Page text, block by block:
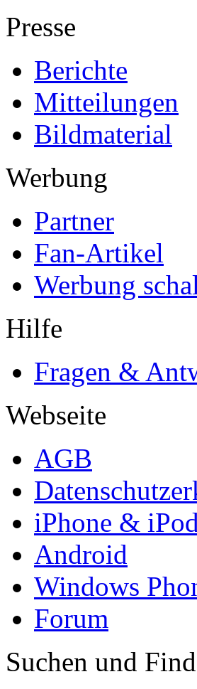
Presse
Berichte
Mitteilungen
Bildmaterial
Werbung
Partner
Fan-Artikel
Werbung
Hilfe
Fragen &
Webseite
AGB
iPhone &
Android
Windows
Forum
Suchen und